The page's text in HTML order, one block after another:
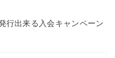
行出来る入会キャンペーン